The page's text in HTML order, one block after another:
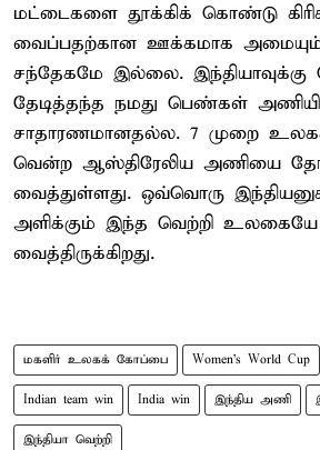
மட்டைகளை தூக்கிக் கொண்டு
வைப்பதற்கான ஊக்கமாக
சந்தேகமே இல்லை. இந்தியாவுக்கு
தேடித்தந்த நமது பெண்கள்
சாதாரணமானதல்ல. 7 முறை
வென்ற ஆஸ்திரேலிய அணியை
வைத்துள்ளது. ஒவ்வொரு
அளிக்கும் இந்த வெற்றி உலகையே
வைத்திருக்கிறது.
மகளிர் உலகக் கோப்பை Women's World Cup
Indian team win India win இந்திய அணி
இந்தியா வெற்றி